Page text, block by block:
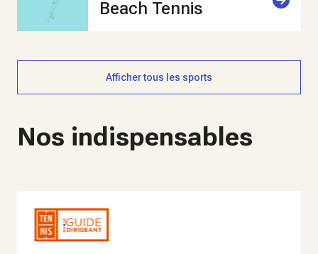
Beach Tennis
Afficher tous les sports
Nos indispensables